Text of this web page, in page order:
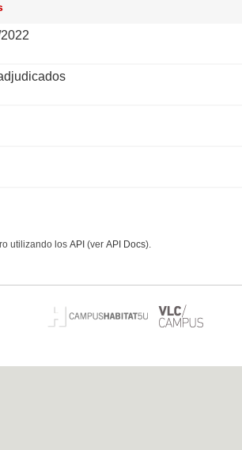
utilizando los API (ver API Docs).